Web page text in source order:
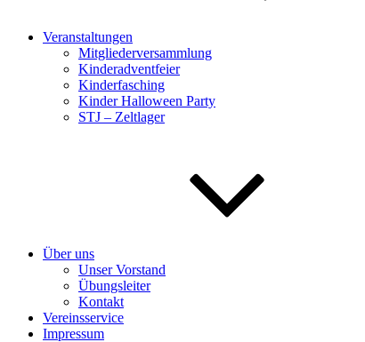
Veranstaltungen
Mitgliederversammlung
Kinderadventfeier
Kinderfasching
Kinder Halloween Party
STJ – Zeltlager
Über uns
Unser Vorstand
Übungsleiter
Kontakt
Vereinsservice
Impressum